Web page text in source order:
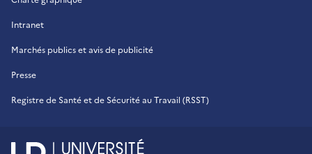
Intranet
Marchés publics et avis de publicité
Presse
Registre de Santé et de Sécurité au Travail (RSST)